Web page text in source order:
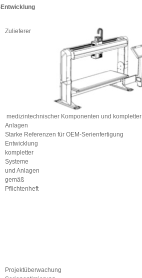
Entwicklung
Zulieferer
medizintechnischer Komponenten und kompletter
Anlagen
Starke Referenzen für OEM-Serienfertigung
Entwicklung
kompletter
Systeme
und Anlagen
gemäß
Pflichtenheft
Projektüberwachung